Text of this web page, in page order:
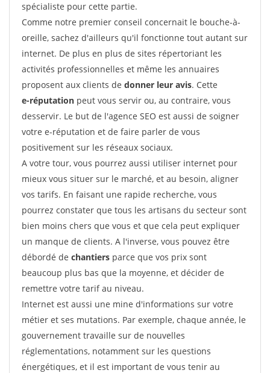
spécialiste pour cette partie.
Comme notre premier conseil concernait le bouche-à-
oreille, sachez d'ailleurs qu'il fonctionne tout autant sur
internet. De plus en plus de sites répertoriant les
activités professionnelles et même les annuaires
proposent aux clients de donner leur avis. Cette
e-réputation peut vous servir ou, au contraire, vous
desservir. Le but de l'agence SEO est aussi de soigner
votre e-réputation et de faire parler de vous
positivement sur les réseaux sociaux.
A votre tour, vous pourrez aussi utiliser internet pour
mieux vous situer sur le marché, et au besoin, aligner
vos tarifs. En faisant une rapide recherche, vous
pourrez constater que tous les artisans du secteur sont
bien moins chers que vous et que cela peut expliquer
un manque de clients. A l'inverse, vous pouvez être
débordé de chantiers parce que vos prix sont
beaucoup plus bas que la moyenne, et décider de
remettre votre tarif au niveau.
Internet est aussi une mine d'informations sur votre
métier et ses mutations. Par exemple, chaque année, le
gouvernement travaille sur de nouvelles
réglementations, notamment sur les questions
énergétiques, et il est important de vous tenir au